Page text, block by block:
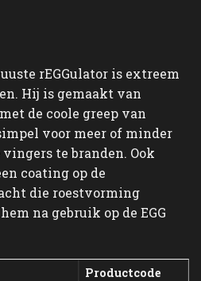
rEGGulator is extreem
Hij is gemaakt van
de coole greep van
voor meer of minder
te branden. Ook
coating op de
die roestvorming
na gebruik op de EGG
Productcode